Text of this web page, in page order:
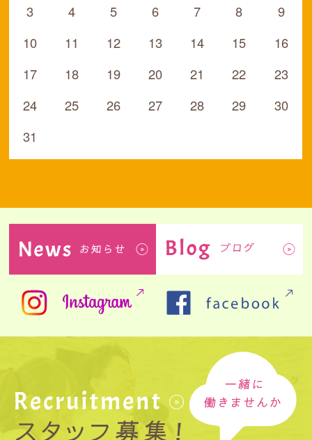
3
4 5 6 7 8
9
10
11 12 13 14 15
16
17
18 19 20 21 22
23
24
25 26 27 28 29
30
31